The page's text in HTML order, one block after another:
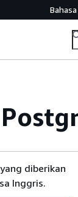
diberikan
Inggris.